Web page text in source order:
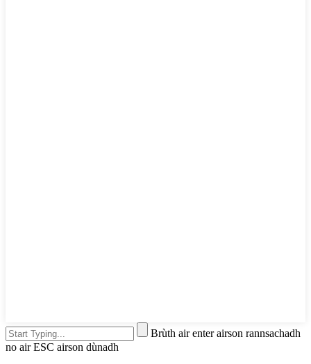
Brùth air enter airson rannsachadh
no air ESC airson dùnadh